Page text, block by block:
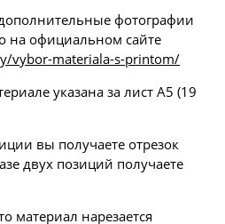
фотографии
на официальном сайте
vybor-materiala-s-printom/
указана за лист А5 (19
вы получаете отрезок
двух позиций получаете
материал нарезается